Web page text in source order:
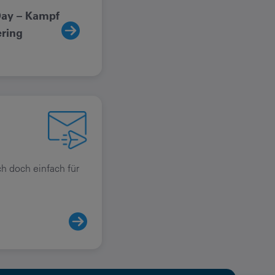
– Kampf
doch einfach für